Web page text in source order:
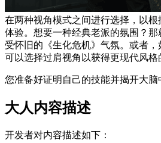
在两种视角模式之间进行选择，以
体验。想要一种经典老派的氛围？
受怀旧的《生化危机》气氛。或者，
可以选择过肩视角以获得更现代风格
您准备好证明自己的技能并揭开大脑
大人内容描述
开发者对内容描述如下：